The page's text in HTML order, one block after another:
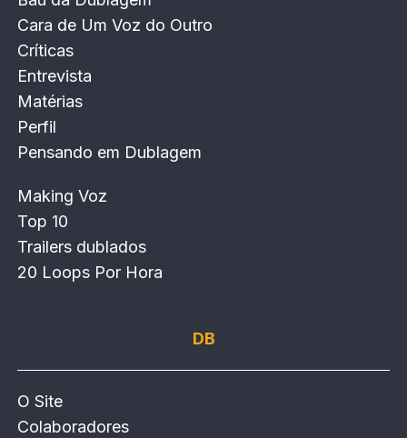
Cara de Um Voz do Outro
Críticas
Entrevista
Matérias
Perfil
Pensando em Dublagem
Making Voz
Top 10
Trailers dublados
20 Loops Por Hora
DB
O Site
Colaboradores